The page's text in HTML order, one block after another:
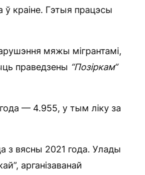
ў краіне. Гэтыя працэсы
мяжы мігрантамі,
праведзены “Позіркам“
года — 4.955, у тым ліку за
з вясны 2021 года. Улады
арганізаванай